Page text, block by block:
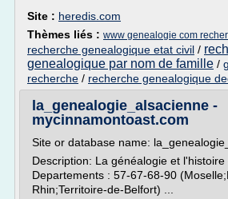
Site : heredis.com
Thèmes liés : www genealogie com
recherche genealogique etat civil /
genealogique par nom de famille /
recherche / recherche genealogique
la_genealogie_alsacienne -
mycinnamontoast.com
Site or database name:
Description: La généalogie et
Departements : 57-67-68-90
Rhin;Territoire-de-Belfort) ...